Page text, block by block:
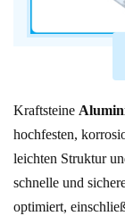
Kraftsteine
hochfesten,
leichten Struktur
schnelle und
optimiert,